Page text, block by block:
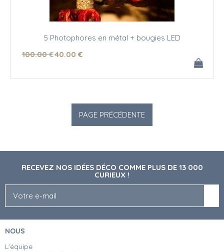
5 Photophores en métal + bougies LED
100.00 €40.00 €
RECEVEZ NOS IDÉES DÉCO COMME PLUS DE 13 000
CURIEUX !
NOUS
L'équipe